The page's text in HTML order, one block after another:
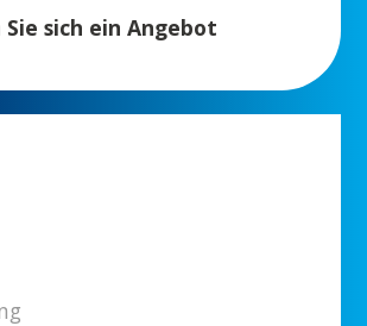
Sie sich ein Angebot